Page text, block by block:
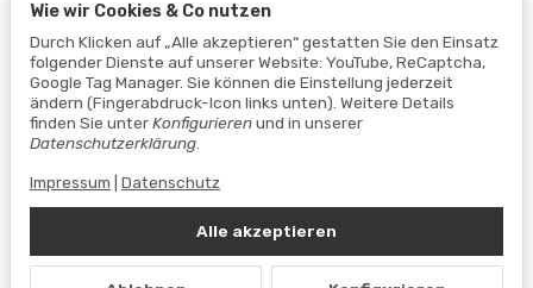
Gesetzliche Informationen
Vertrag widerrufen
Alle akzeptieren
Wie wir Cookies & Co nutzen
Durch Klicken auf „Alle akzeptieren“ gestatten Sie den Einsatz
folgender Dienste auf unserer Website: YouTube, ReCaptcha,
Google Tag Manager. Sie können die Einstellung jederzeit
ändern (Fingerabdruck-Icon links unten). Weitere Details
finden Sie unterKonfigurierenund in unserer
Datenschutzerklärung.
Impressum Datenschutz